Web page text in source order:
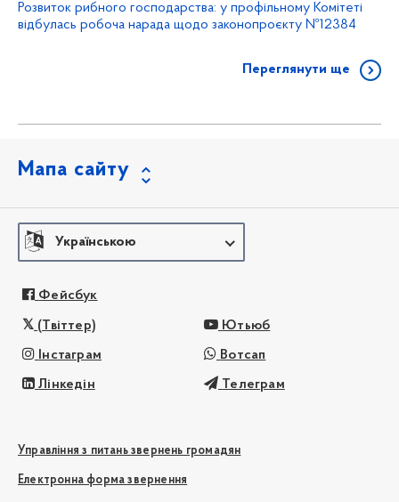
Розвиток рибного господарства: у профільному Комітеті
відбулась робоча нарада щодо законопроєкту №12384
Переглянути ще
Мапа сайту
Українською
Фейсбук
(Твіттер) Ютьюб
Інстаграм Вотсап
Лінкедін Телеграм
Управління з питань звернень громадян
Електронна форма звернення